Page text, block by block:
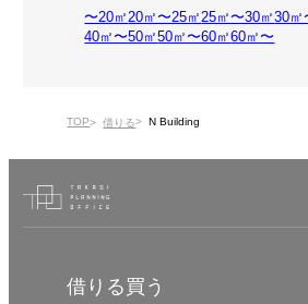
〜20㎡20㎡〜25㎡25㎡〜30㎡30㎡
40㎡〜50㎡50㎡〜60㎡60㎡〜
TOP 借りる N Building
借りる 買う